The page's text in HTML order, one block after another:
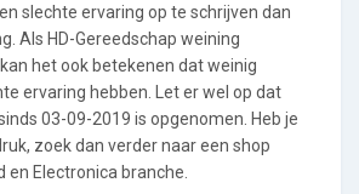
slechte ervaring op te schrijven dan
Als HD-Gereedschap weining
het ook betekenen dat weinig
ervaring hebben. Let er wel op dat
03-09-2019 is opgenomen. Heb je
zoek dan verder naar een shop
en Electronica branche.